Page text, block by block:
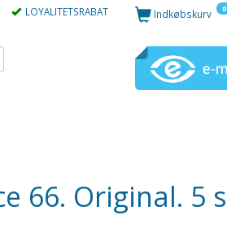
LOYALITETSRABAT Indkøbskurv 0
66. Original. 5